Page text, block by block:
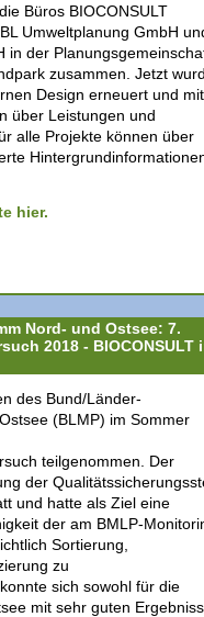
Büros BIOCONSULT
Umweltplanung GmbH
in der
zusammen. Jetzt
Design erneuert und mit
über Leistungen und
alle Projekte können über
hier.
Nord- und Ostsee: 7.
2018 - BIOCONSULT
des Bund/Länder-
(BLMP) im Sommer
teilgenommen. Der
der
und hatte als Ziel eine
der am BMLP-
Sortierung,
zu
sich sowohl für die
mit sehr guten